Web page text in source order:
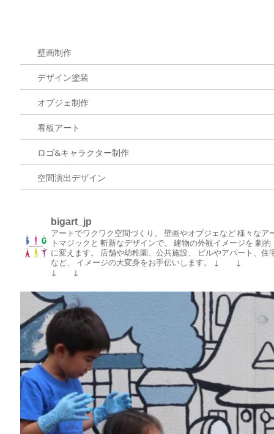
壁画制作
デザイン塗装
オブジェ制作
看板アート
ロゴ&キャラクター制作
空間演出デザイン
bigart_jp
アートでワクワク空間づくり。 壁画やオブジェなど様々なア
トマジックと 斬新なデザインで、 建物の外観イメージを 劇的
に変えます。
店舗や幼稚園、公共施設、
ビルやアパート、住
など、
イメージの大変身をお手伝いします。
↓ ↓
↓ ↓